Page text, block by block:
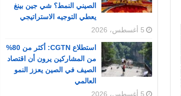
الصيني النمط؟ شي جين بينغ
يعطي التوجيه الاستراتيجي
5 أغسطس، 2026
استطلاع CGTN: أكثر من 80%
من المشاركين يرون أن اقتصاد
الصيف في الصين يعزز النمو
العالمي
5 أغسطس، 2026